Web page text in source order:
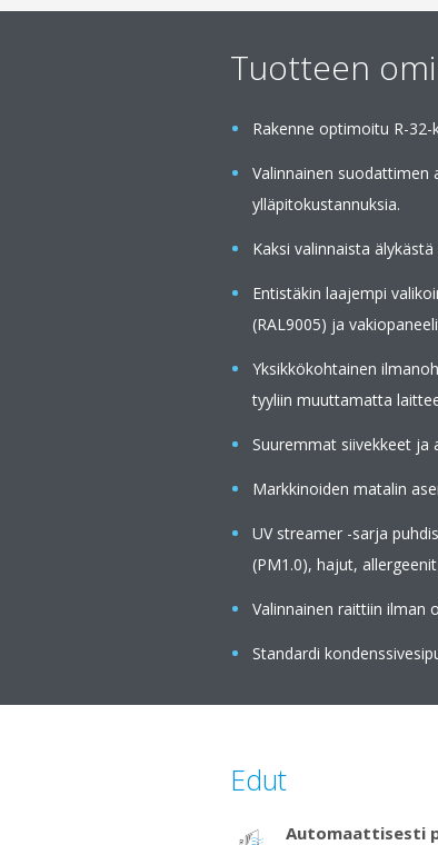
Tuotteen
Rakenne optimoitu R-
Valinnainen
ylläpitokustannuksia.
Kaksi valinnaista
Entistäkin laajempi
(RAL9005) ja
Yksikkökohtainen
tyyliin muuttamatta
Suuremmat siivekkeet
Markkinoiden matalin
UV streamer -sarja
(PM1.0), hajut,
Valinnainen raittiin ilman
Standardi
Edut
Automaattisesti